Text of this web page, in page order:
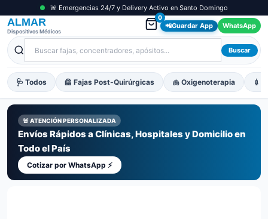
🚨 Emergencias 24/7 y Delivery Activo en Santo Domingo
ALMAR
Dispositivos Médicos
0
📲Guardar App WhatsApp
Buscar
🩺 Todos 🦺 Fajas Post-Quirúrgicas 🫁 Oxigenoterapia 💉
🚨 ATENCIÓN PERSONALIZADA
Envíos Rápidos a Clínicas, Hospitales y Domicilio en
Todo el País
Cotizar por WhatsApp ⚡